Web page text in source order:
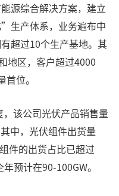
源综合解决方案，建立
生产体系，业务遍布中
超过10个生产基地。其
地区，客户超过4000
位。
该公司光伏产品销售量
中，光伏组件出货量
件的出货占比已超过
预计在90-100GW。